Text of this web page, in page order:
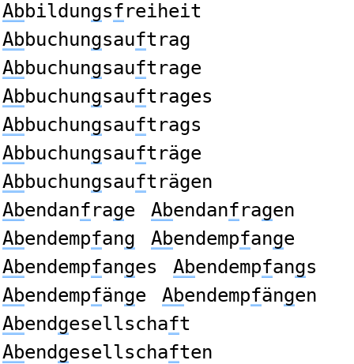
Abbildungsfreiheit
Abbuchungsauftrag
Abbuchungsauftrage
Abbuchungsauftrages
Abbuchungsauftrags
Abbuchungsaufträge
Abbuchungsaufträgen
Abendanfrage Abendanfragen
Abendempfang Abendempfange
Abendempfanges Abendempfangs
Abendempfänge Abendempfängen
Abendgesellschaft
Abendgesellschaften